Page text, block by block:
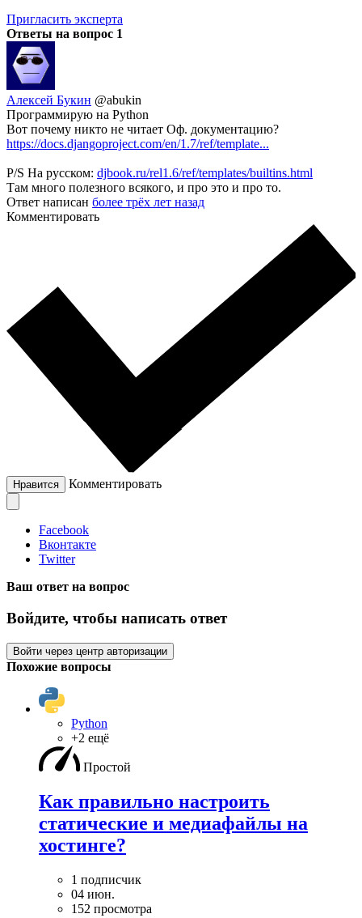
Пригласить эксперта
Ответы на вопрос 1
Алексей Букин @abukin
Программирую на Python
Вот почему никто не читает Оф. документацию?
https://docs.djangoproject.com/en/1.7/ref/template...
P/S На русском: djbook.ru/rel1.6/ref/templates/builtins.html
Там много полезного всякого, и про это и про то.
Ответ написан более трёх лет назад
Комментировать
Нравится Комментировать
Facebook
Вконтакте
Twitter
Ваш ответ на вопрос
Войдите, чтобы написать ответ
Войти через центр авторизации
Похожие вопросы
Python
+2 ещё
Простой
Как правильно настроить
статические и медиафайлы на
хостинге?
1 подписчик
04 июн.
152 просмотра